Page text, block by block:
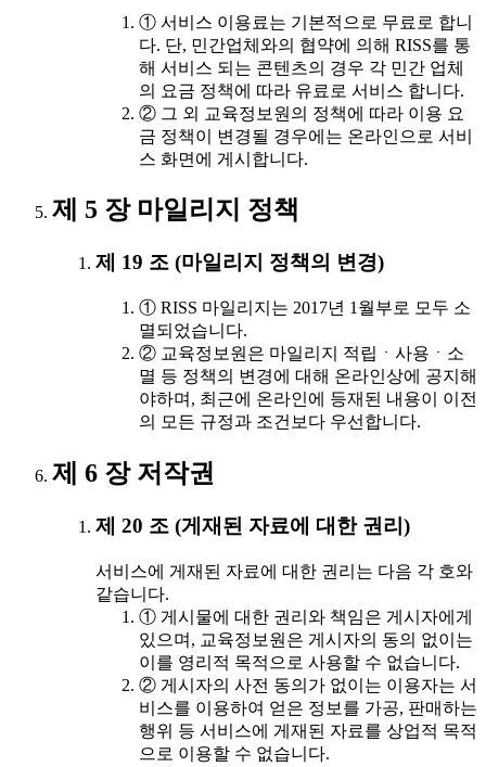
① 서비스 이용료는 기본적으로 무료로 합니
다. 단, 민간업체와의 협약에 의해 RISS를 통
해 서비스 되는 콘텐츠의 경우 각 민간 업체
의 요금 정책에 따라 유료로 서비스 합니다.
② 그 외 교육정보원의 정책에 따라 이용 요
금 정책이 변경될 경우에는 온라인으로 서비
스 화면에 게시합니다.
제 5 장 마일리지 정책
제 19 조 (마일리지 정책의 변경)
① RISS 마일리지는 2017년 1월부로 모두 소
멸되었습니다.
② 교육정보원은 마일리지 적립ㆍ사용ㆍ소
멸 등 정책의 변경에 대해 온라인상에 공지해
야하며, 최근에 온라인에 등재된 내용이 이전
의 모든 규정과 조건보다 우선합니다.
제 6 장 저작권
제 20 조 (게재된 자료에 대한 권리)
서비스에 게재된 자료에 대한 권리는 다음 각 호와
같습니다.
① 게시물에 대한 권리와 책임은 게시자에게
있으며, 교육정보원은 게시자의 동의 없이는
이를 영리적 목적으로 사용할 수 없습니다.
② 게시자의 사전 동의가 없이는 이용자는 서
비스를 이용하여 얻은 정보를 가공, 판매하는
행위 등 서비스에 게재된 자료를 상업적 목적
으로 이용할 수 없습니다.